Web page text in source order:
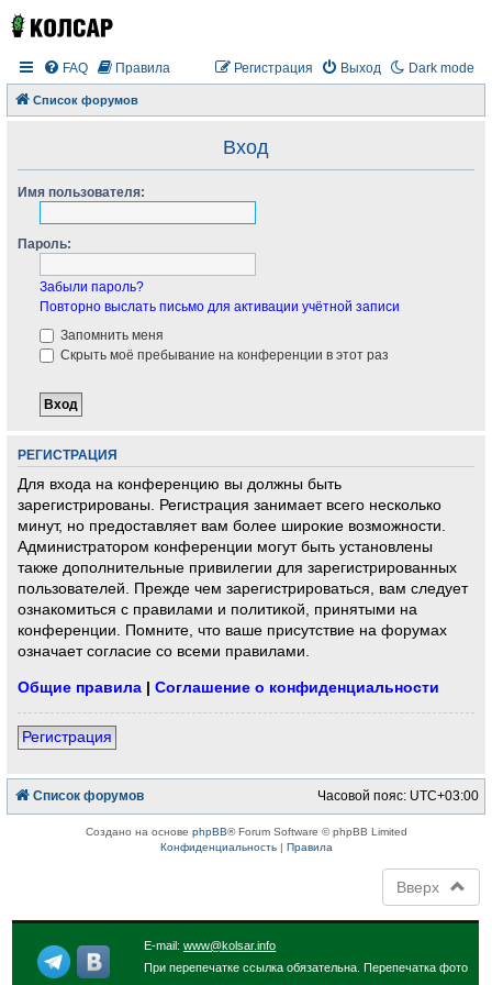
Dark mode
FAQ Правила Выход
Регистрация
Список форумов
Вход
Имя пользователя:
Пароль:
Забыли пароль?
Повторно выслать письмо для активации учётной записи
Запомнить меня
Скрыть моё пребывание на конференции в этот раз
РЕГИСТРАЦИЯ
Для входа на конференцию вы должны быть
зарегистрированы. Регистрация занимает всего несколько
минут, но предоставляет вам более широкие возможности.
Администратором конференции могут быть установлены
также дополнительные привилегии для зарегистрированных
пользователей. Прежде чем зарегистрироваться, вам следует
ознакомиться с правилами и политикой, принятыми на
конференции. Помните, что ваше присутствие на форумах
означает согласие со всеми правилами.
Общие правила |Соглашение о конфиденциальности
Регистрация
Список форумов Часовой пояс: UTC+03:00
Создано на основе phpBB® Forum Software © phpBB Limited
Конфиденциальность| Правила
Вверх
E-mail:www@kolsar.info
При перепечатке ссылка обязательна. Перепечатка фото